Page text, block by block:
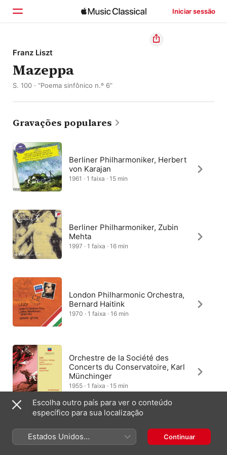
Iniciar sessão
Início
Explorar
Franz Liszt
Mazeppa
S. 100 · “Poema sinfônico n.º 6”
Gravações populares
Berliner Philharmoniker, Herbert
von Karajan
1961 · 1 faixa · 15 min
Berliner Philharmoniker, Zubin
Mehta
1997 · 1 faixa · 16 min
London Philharmonic Orchestra,
Bernard Haitink
1970 · 1 faixa · 16 min
Orchestre de la Société des
Concerts du Conservatoire, Karl
Münchinger
1955 · 1 faixa · 15 min
Filarmônica de Viena, Christoph
Eschenbach
Escolha outro país para ver o conteúdo
específico para sua localização
Estados Unidos
(Português Brasil)
Continuar